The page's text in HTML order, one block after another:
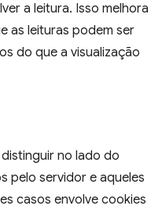
a leitura. Isso melhora
as leituras podem ser
do que a visualização
no lado do
pelo servidor e aqueles
casos envolve cookies